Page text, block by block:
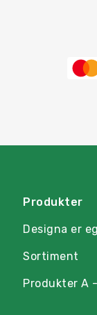
Produkter
Designa er
Sortiment
Produkter A